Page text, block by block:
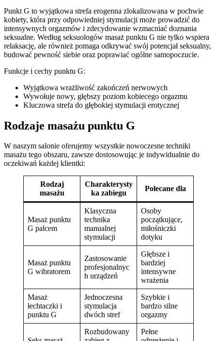
Punkt G to wyjątkowa strefa erogenna zlokalizowana w pochwie
kobiety, która przy odpowiedniej stymulacji może prowadzić do
intensywnych orgazmów i zdecydowanie wzmacniać doznania
seksualne. Według seksuologów masaż punktu G nie tylko wspiera
relaksację, ale również pomaga odkrywać swój potencjał seksualny,
budować pewność siebie oraz poprawiać ogólne samopoczucie.
Funkcje i cechy punktu G:
Wyjątkowa wrażliwość zakończeń nerwowych
Wywołuje nowy, głębszy poziom kobiecego orgazmu
Kluczowa strefa do głębokiej stymulacji erotycznej
Rodzaje masażu punktu G
W naszym salonie oferujemy wszystkie nowoczesne techniki
masażu tego obszaru, zawsze dostosowując je indywidualnie do
oczekiwań każdej klientki:
Rodzaj
masażu
Charakterysty
ka zabiegu
Polecane dla
Masaż punktu
G palcem
Klasyczna
technika
manualnej
stymulacji
Osoby
początkujące,
miłośniczki
dotyku
Masaż punktu
G wibratorem
Zastosowanie
profesjonalnyc
h urządzeń
Głębsze i
bardziej
intensywne
wrażenia
Masaż
łechtaczki i
punktu G
Jednoczesna
stymulacja
dwóch stref
Szybkie i
bardzo silne
orgazmy
Rozbudowany
Pełne